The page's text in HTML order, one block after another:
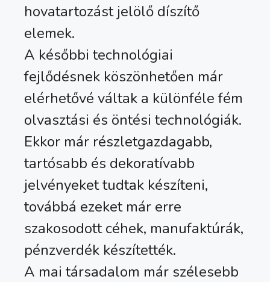
hovatartozást jelölő díszítő
elemek.
A későbbi technológiai
fejlődésnek köszönhetően már
elérhetővé váltak a különféle fém
olvasztási és öntési technológiák.
Ekkor már részletgazdagabb,
tartósabb és dekoratívabb
jelvényeket tudtak készíteni,
továbbá ezeket már erre
szakosodott céhek, manufaktúrák,
pénzverdék készítették.
A mai társadalom már szélesebb